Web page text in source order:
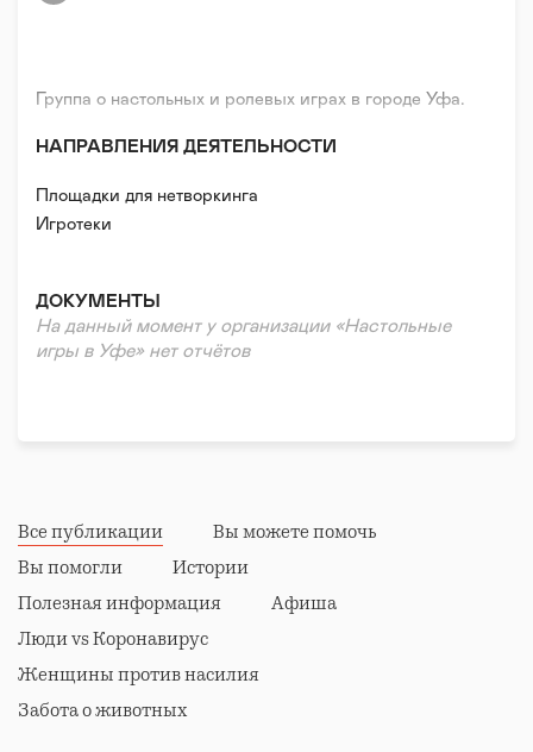
Группа о настольных и ролевых играх в городе Уфа.
НАПРАВЛЕНИЯ ДЕЯТЕЛЬНОСТИ
Площадки для нетворкинга
Игротеки
ДОКУМЕНТЫ
На данный момент у организации «Настольные
игры в Уфе» нет отчётов
Все публикации
Вы можете помочь
Вы помогли
Истории
Полезная информация
Афиша
Люди vs Коронавирус
Женщины против насилия
Забота о животных